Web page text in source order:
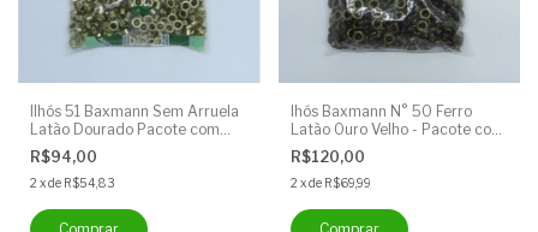
Ilhós 51 Baxmann Sem Arruela
Latão Dourado Pacote com
1000 Unidades
R$94,00
2 xde R$54,83
Ihós Baxmann N° 50 Ferro
Latão Ouro Velho - Pacote com
1000 unidades - Sem Arruela
R$120,00
2 xde R$69,99